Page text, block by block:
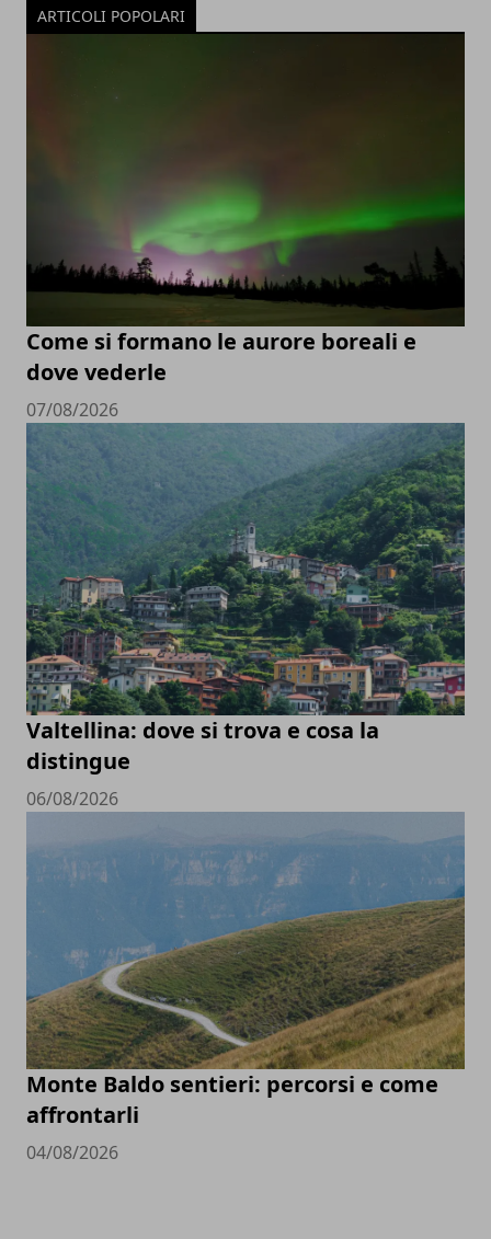
ARTICOLI POPOLARI
Come si formano le aurore boreali e
dove vederle
07/08/2026
Valtellina: dove si trova e cosa la
distingue
06/08/2026
Monte Baldo sentieri: percorsi e come
affrontarli
04/08/2026